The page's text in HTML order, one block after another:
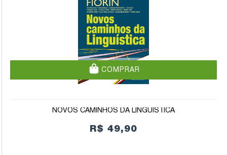
COMPRAR
NOVOS CAMINHOS DA LINGUÍSTICA
R$ 49,90